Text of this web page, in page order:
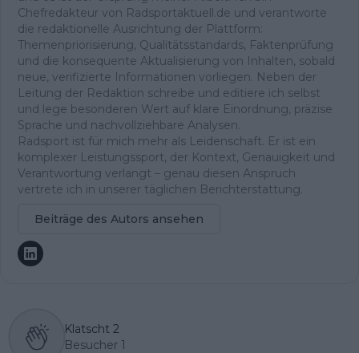
Chefredakteur von Radsportaktuell.de und verantworte
die redaktionelle Ausrichtung der Plattform:
Themenpriorisierung, Qualitätsstandards, Faktenprüfung
und die konsequente Aktualisierung von Inhalten, sobald
neue, verifizierte Informationen vorliegen. Neben der
Leitung der Redaktion schreibe und editiere ich selbst
und lege besonderen Wert auf klare Einordnung, präzise
Sprache und nachvollziehbare Analysen.
Radsport ist für mich mehr als Leidenschaft. Er ist ein
komplexer Leistungssport, der Kontext, Genauigkeit und
Verantwortung verlangt – genau diesen Anspruch
vertrete ich in unserer täglichen Berichterstattung.
Beiträge des Autors ansehen
Klatscht 2
Besucher 1